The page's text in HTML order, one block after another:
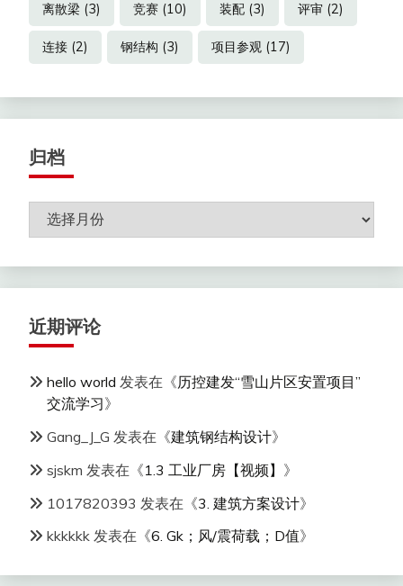
离散梁 (3) 竞赛 (10) 装配 (3) 评审 (2)
连接 (2) 钢结构 (3) 项目参观 (17)
归档
档
近期评论
hello world 发表在《历控建发“雪山片区安置项目”
交流学习》
Gang_J_G 发表在《建筑钢结构设计》
sjskm 发表在《1.3 工业厂房【视频】 》
1017820393 发表在《3. 建筑方案设计》
kkkkkk 发表在《6. Gk；风/震荷载；D值》